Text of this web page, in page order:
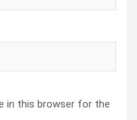
in this browser for the